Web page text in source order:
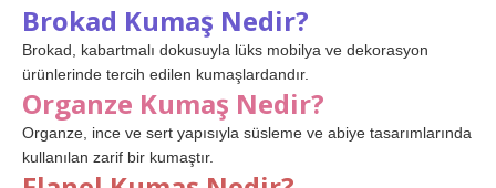
Brokad Kumaş Nedir?
Brokad, kabartmalı dokusuyla lüks mobilya ve dekorasyon
ürünlerinde tercih edilen kumaşlardandır.
Organze Kumaş Nedir?
Organze, ince ve sert yapısıyla süsleme ve abiye tasarımlarında
kullanılan zarif bir kumaştır.